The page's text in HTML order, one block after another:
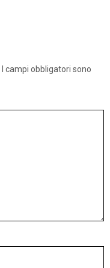
I campi obbligatori sono